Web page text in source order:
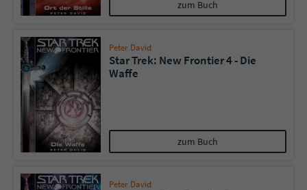
zum Buch
Peter David
Star Trek: New Frontier 4 - Die
Waffe
zum Buch
Peter David